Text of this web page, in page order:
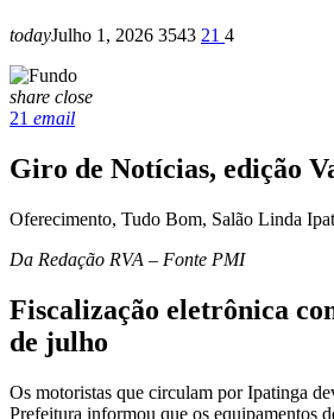
todayJulho 1, 2026 3543 21 4
share close
21 email
Giro de Notícias, edição
Oferecimento, Tudo Bom, Salão Linda
Da Redação RVA – Fonte PMI
Fiscalização eletrônica
de julho
Os motoristas que circulam por Ipatinga
Prefeitura informou que os equipamentos